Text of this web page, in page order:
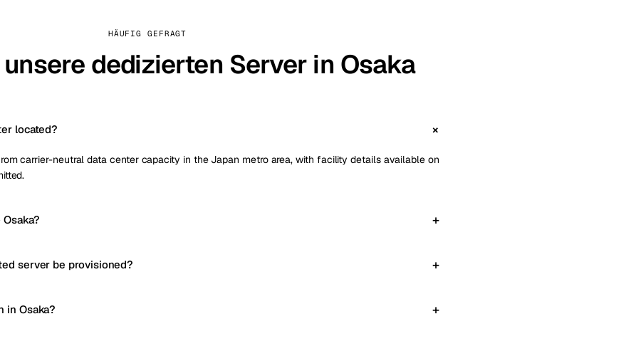
HÄUFIG GEFRAGT
dedizierten Server in Osaka
located?
carrier-neutral data center capacity in the Japan metro area, with facility details available on
server be provisioned?
in Osaka?